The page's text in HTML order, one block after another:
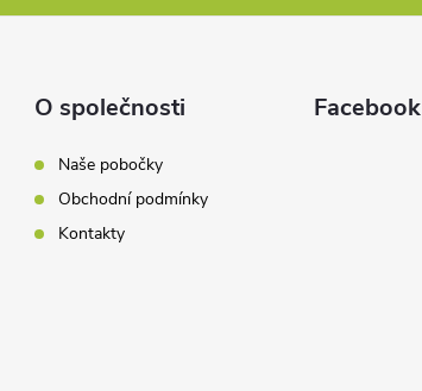
O společnosti
Naše pobočky
Obchodní podmínky
Kontakty
Facebook